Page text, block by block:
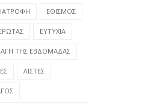
ΕΘΙΣΜΟΣ
ΕΥΤΥΧΙΑ
ΤΗΣ ΕΒΔΟΜΑΔΑΣ
ΛΙΣΤΕΣ